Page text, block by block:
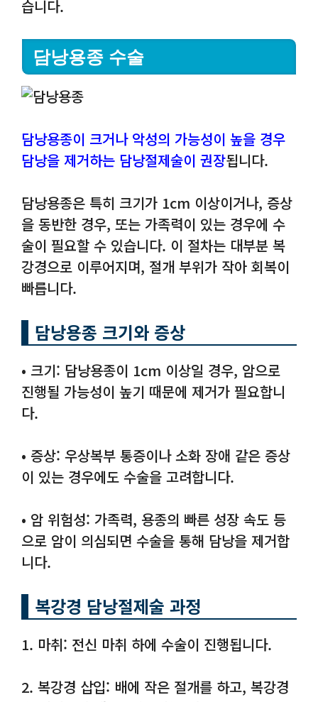
습니다.
담낭용종 수술
담낭용종이 크거나 악성의 가능성이 높을 경우
담낭을 제거하는 담낭절제술이 권장됩니다.
담낭용종은 특히 크기가 1cm 이상이거나, 증상
을 동반한 경우, 또는 가족력이 있는 경우에 수
술이 필요할 수 있습니다. 이 절차는 대부분 복
강경으로 이루어지며, 절개 부위가 작아 회복이
빠릅니다.
담낭용종 크기와 증상
• 크기: 담낭용종이 1cm 이상일 경우, 암으로
진행될 가능성이 높기 때문에 제거가 필요합니
다.
• 증상: 우상복부 통증이나 소화 장애 같은 증상
이 있는 경우에도 수술을 고려합니다.
• 암 위험성: 가족력, 용종의 빠른 성장 속도 등
으로 암이 의심되면 수술을 통해 담낭을 제거합
니다.
복강경 담낭절제술 과정
1. 마취: 전신 마취 하에 수술이 진행됩니다.
2. 복강경 삽입: 배에 작은 절개를 하고, 복강경